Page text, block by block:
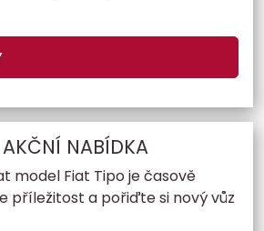
NABÍDKA
model Fiat Tipo je časově
příležitost a pořiďte si nový vůz